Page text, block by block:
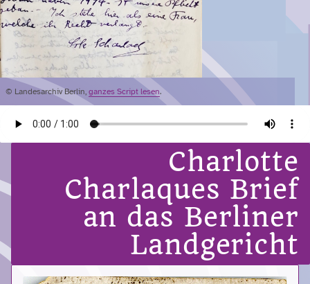
© Landesarchiv Berlin, ganzes Script lesen.
Charlotte
Charlaques Brief
an das Berliner
Landgericht